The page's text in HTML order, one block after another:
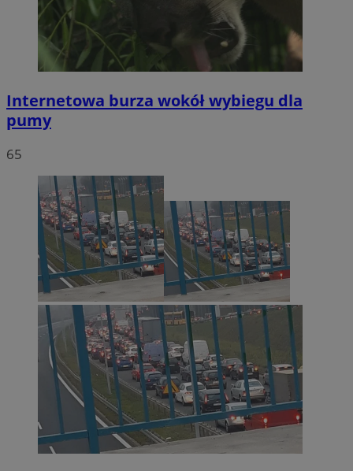
Internetowa burza wokół wybiegu dla
pumy
65